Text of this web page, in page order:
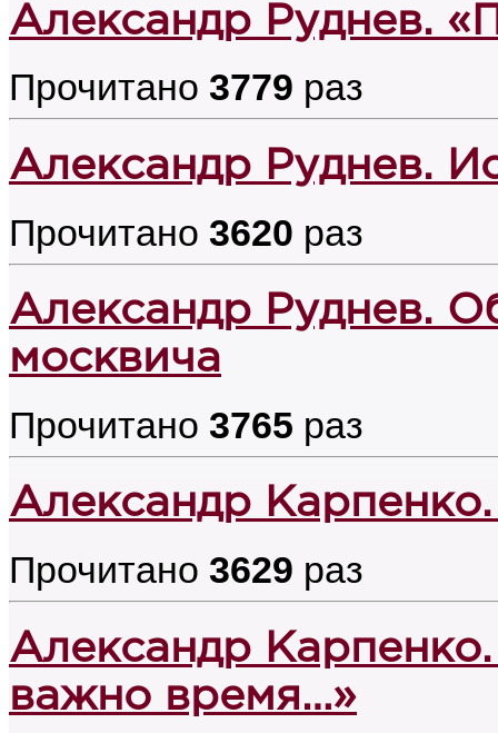
Александр Руднев.
Прочитано 3779 раз
Александр Руднев.
Прочитано 3620 раз
Александр Руднев.
москвича
Прочитано 3765 раз
Александр
Прочитано 3629 раз
Александр
важно время…»